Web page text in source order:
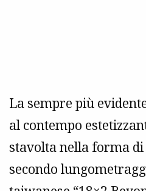
La sempre più
al contempo
stavolta nella forma
secondo